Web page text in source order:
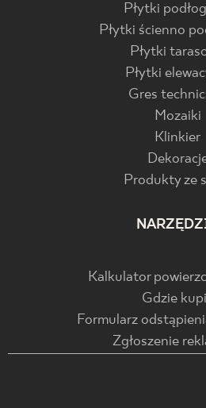
Płytki
Płytki ścienno
Płytki
Płytki
Gres
Mozaiki
Klinkier
Produkty ze
Kalkulator
Gdzie
Formularz
Zgłoszenie